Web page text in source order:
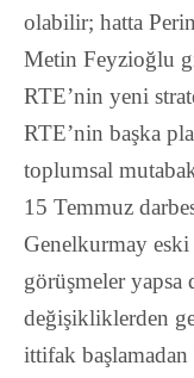
olabilir; hatta
Metin Feyzioğlu
RTE’nin yeni
RTE’nin başka
toplumsal
15 Temmuz
Genelkurmay
görüşmeler yapsa
değişikliklerden
ittifak